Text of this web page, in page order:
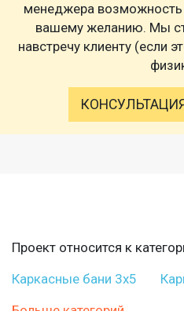
менеджера возможность
вашему желанию. Мы
навстречу клиенту (если
Проект относится к
Каркасные бани 3х5